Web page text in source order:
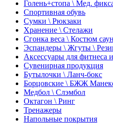
Голень+стопа \ Мед.
Спортивная обувь
Сумки \ Рюкзаки
Хранение \ Стелажи
Сгонка веса \ Костюм
Эспандеры \ Жгуты \
Аксессуары для фитнеса
Сувенирная продукция
Бутылочки \ Ланч-бокс
Борцовские \ БЖЖ
Медбол \ Слэмбол
Октагон \ Ринг
Тренажеры
Напольные покрытия